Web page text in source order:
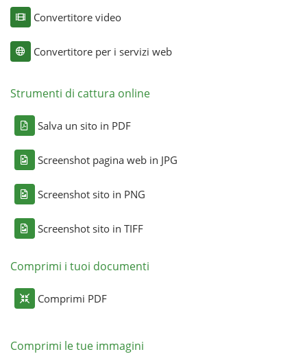
Convertitore video
Convertitore per i servizi web
Strumenti di cattura online
Salva un sito in PDF
Screenshot pagina web in JPG
Screenshot sito in PNG
Screenshot sito in TIFF
Comprimi i tuoi documenti
Comprimi PDF
Comprimi le tue immagini